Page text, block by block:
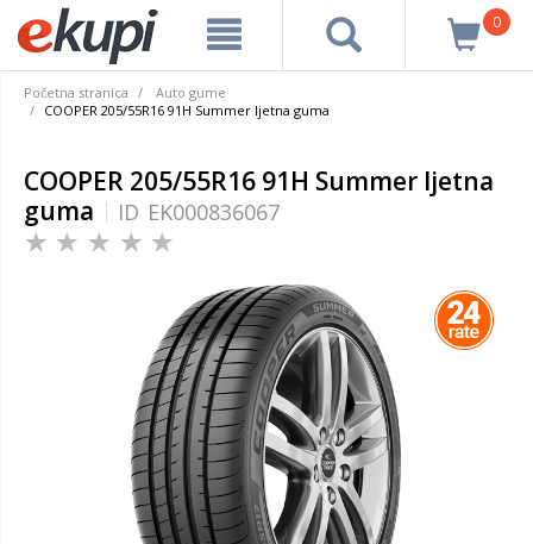
0
Početna stranica
Auto gume
COOPER 205/55R16 91H Summer ljetna guma
COOPER 205/55R16 91H Summer ljetna
guma
ID EK000836067